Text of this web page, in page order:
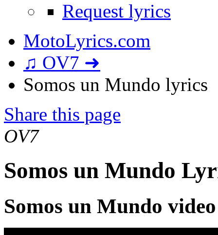
Request lyrics
MotoLyrics.com
♫ OV7 ➜
Somos un Mundo lyrics
Share this page
OV7
Somos un Mundo
Somos un Mundo video